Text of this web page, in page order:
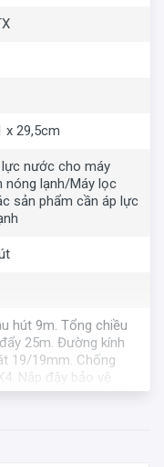
x 29,5cm
lực nước cho máy
nóng lạnh/Máy lọc
sản phẩm cần áp lực
hút 9m. Tổng chiều
25m. Đường kính
19/19mm. Chống
Nắp đậy bảo vệ